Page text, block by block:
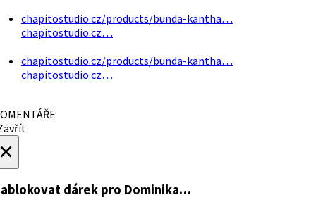
chapitostudio.cz/products/bunda-kantha…
chapitostudio.cz…
chapitostudio.cz/products/bunda-kantha…
chapitostudio.cz…
dárek pro Dominika…